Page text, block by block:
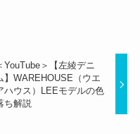
YouTube＞【左綾デニ
】WAREHOUSE（ウエ
ハウス）LEEモデルの色
ち解説